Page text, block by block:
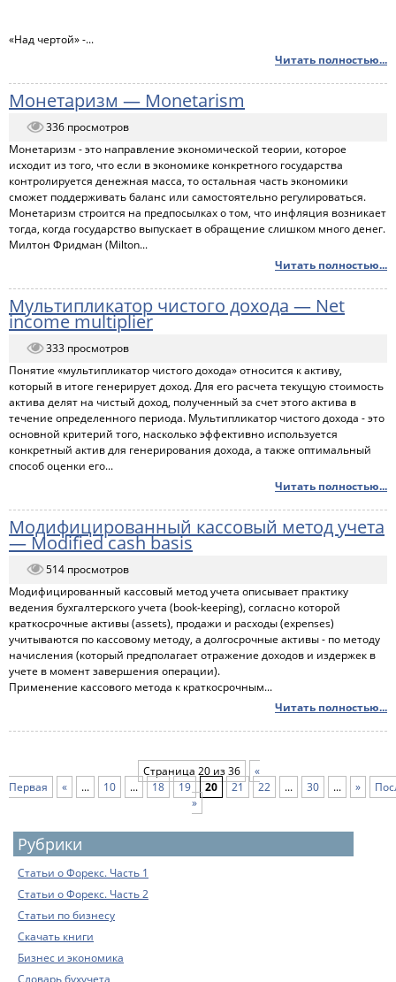
«Над чертой» -...
Читать полностью...
Монетаризм — Monetarism
336 просмотров
Монетаризм - это направление экономической теории, которое
исходит из того, что если в экономике конкретного государства
контролируется денежная масса, то остальная часть экономики
сможет поддерживать баланс или самостоятельно регулироваться.
Монетаризм строится на предпосылках о том, что инфляция возникает
тогда, когда государство выпускает в обращение слишком много денег.
Милтон Фридман (Milton...
Читать полностью...
Мультипликатор чистого дохода — Net
income multiplier
333 просмотров
Понятие «мультипликатор чистого дохода» относится к активу,
который в итоге генерирует доход. Для его расчета текущую стоимость
актива делят на чистый доход, полученный за счет этого актива в
течение определенного периода. Мультипликатор чистого дохода - это
основной критерий того, насколько эффективно используется
конкретный актив для генерирования дохода, а также оптимальный
способ оценки его...
Читать полностью...
Модифицированный кассовый метод учета
— Modified cash basis
514 просмотров
Модифицированный кассовый метод учета описывает практику
ведения бухгалтерского учета (book-keeping), согласно которой
краткосрочные активы (assets), продажи и расходы (expenses)
учитываются по кассовому методу, а долгосрочные активы - по методу
начисления (который предполагает отражение доходов и издержек в
учете в момент завершения операции).
Применение кассового метода к краткосрочным...
Читать полностью...
Страница 20 из 36
«
Первая
« ... 10 ... 18 19 20 21 22 ... 30 ... »
»
Рубрики
Статьи о Форекс. Часть 1
Статьи о Форекс. Часть 2
Статьи по бизнесу
Скачать книги
Бизнес и экономика
Словарь бухучета